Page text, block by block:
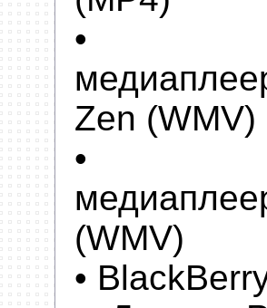
•
Zen (WMV)
•
(WMV)
•